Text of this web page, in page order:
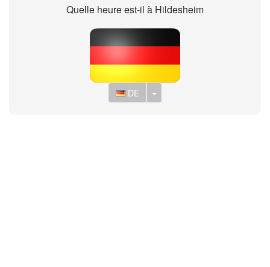
Quelle heure est-il à Hildesheim
DE Toggle Dropdown